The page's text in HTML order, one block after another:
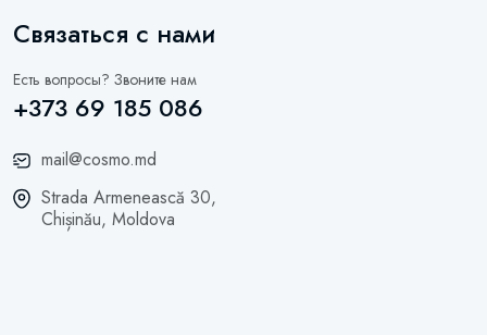
Связаться с нами
Есть вопросы? Звоните нам
+373 69 185 086
mail@cosmo.md
Strada Armenească 30,
Chișinău, Moldova